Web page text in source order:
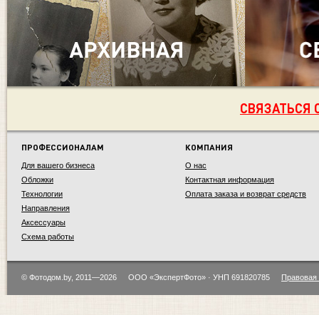
СВЯЗАТЬСЯ
ПРОФЕССИОНАЛАМ
Для вашего бизнеса
Обложки
Технологии
Направления
Аксессуары
Схема работы
КОМПАНИЯ
О нас
Контактная информация
Оплата заказа и возврат средств
© Фотодом.by, 2011—2026 ООО «ЭкспертФото» · УНП 691820785